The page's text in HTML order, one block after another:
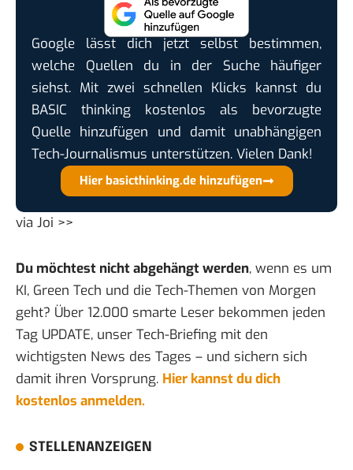
Google lässt dich jetzt selbst bestimmen,
welche Quellen du in der Suche häufiger
siehst. Mit zwei schnellen Klicks kannst du
BASIC thinking kostenlos als bevorzugte
Quelle hinzufügen und damit unabhängigen
Tech-Journalismus unterstützen. Vielen Dank!
Hier basicthinking.de hinzufügen
via Joi >>
Du möchtest nicht abgehängt werden, wenn es um
KI, Green Tech und die Tech-Themen von Morgen
geht? Über 12.000 smarte Leser bekommen jeden
Tag UPDATE, unser Tech-Briefing mit den
wichtigsten News des Tages – und sichern sich
damit ihren Vorsprung. Hier kannst du dich
kostenlos anmelden.
STELLENANZEIGEN